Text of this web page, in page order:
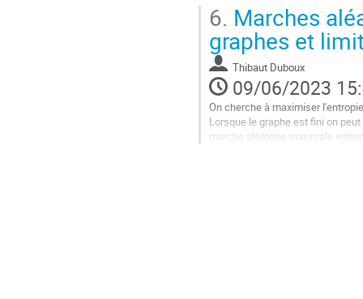
Aller
à
la
page
de
la
contribution
6. Marches
graphes et
Thibaut Duboux
09/06/2023
On cherche à maximiser
Lorsque le graphe est fini on
marche aléatoire maximale